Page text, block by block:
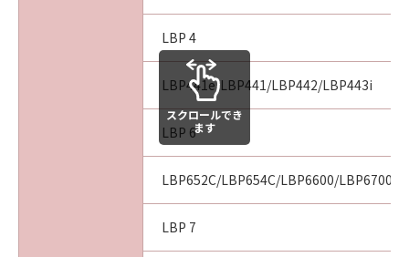
BUSINESS INTERRUPTION OR OTHER
COMPENSATORY, INCIDENTAL OR
CONSEQUENTIAL DAMAGES) ARISING OUT OF
THE SOFTWARE, USE THEREOF OR INABILITY
TO USE THE SOFTWARE EVEN IF EITHER
CANON, CANON'S SUBSIDIARIES OR
AFFILIATES, THEIR DISTRIBUTORS, DEALERS
OR CANON'S LICENSORS HAVE BEEN ADVISED
OF THE POSSIBILITY OF SUCH DAMAGES.
SOME STATES OR LEGAL JURISDICTIONS DO
NOT ALLOW THE LIMITATION OR EXCLUSION
LBP 4
LBP441e/LBP441/LBP442/LBP443i
LBP 6
LBP652C/LBP654C/LBP6600/LBP6700/
LBP 7
スクロールでき
ます